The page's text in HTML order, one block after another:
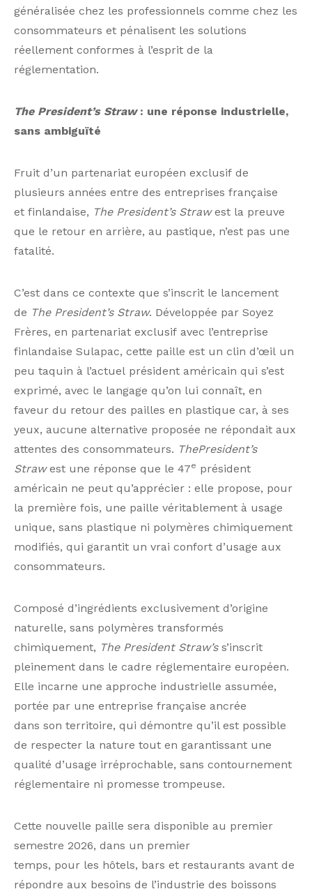
généralisée chez les professionnels comme chez les
consommateurs et pénalisent les solutions
réellement conformes à l’esprit de la
réglementation.
The President’s Straw: une réponse industrielle,
sans ambiguïté
Fruit d’un partenariat européen exclusif de
plusieurs années entre des entreprises française
et finlandaise, The President’s Strawest la preuve
que le retour en arrière, au pastique, n’est pas une
fatalité.
C’est dans ce contexte que s’inscrit le lancement
de The President’s Straw. Développée par Soyez
Frères, en partenariat exclusif avec l’entreprise
finlandaise Sulapac, cette paille est un clin d’œil un
peu taquin à l’actuel président américain qui s’est
exprimé, avec le langage qu’on lui connaît, en
faveur du retour des pailles en plastique car, à ses
yeux, aucune alternative proposée ne répondait aux
attentes des consommateurs. ThePresident’s
Strawest une réponse que le 47e président
américain ne peut qu’apprécier : elle propose, pour
la première fois, une paille véritablement à usage
unique, sans plastique ni polymères chimiquement
modifiés, qui garantit un vrai confort d’usage aux
consommateurs.
Composé d’ingrédients exclusivement d’origine
naturelle, sans polymères transformés
chimiquement, The President Straw’ss’inscrit
pleinement dans le cadre réglementaire européen.
Elle incarne une approche industrielle assumée,
portée par une entreprise française ancrée
dans son territoire, qui démontre qu’il est possible
de respecter la nature tout en garantissant une
qualité d’usage irréprochable, sans contournement
réglementaire ni promesse trompeuse.
Cette nouvelle paille sera disponible au premier
semestre 2026, dans un premier
temps, pour les hôtels, bars et restaurants avant de
répondre aux besoins de l’industrie des boissons